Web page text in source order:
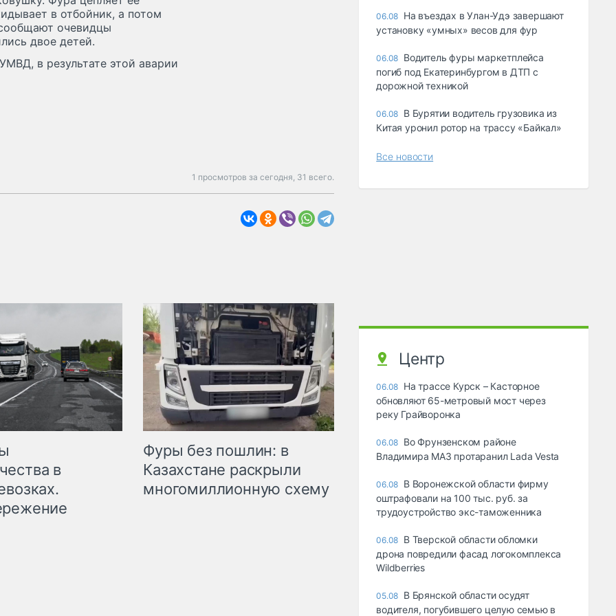
в отбойник, а потом
очевидцы
двое детей.
в результате этой аварии
1 просмотров за сегодня, 31 всего.
в
Фуры без пошлин: в
Казахстане раскрыли
многомиллионную схему
06.08 Ha въeздax в Улaн-Удэ зaвepшaют
ycтaнoвкy «yмныx» вecoв для фyp
06.08 Водитель фуры маркетплейса
погиб под Екатеринбургом в ДТП с
дорожной техникой
06.08 В Бурятии водитель грузовика из
Китая уронил ротор на трассу «Байкал»
Все новости
Центр
06.08 На трассе Курск – Касторное
обновляют 65-метровый мост через
реку Грайворонка
06.08 Во Фрунзенском районе
Владимира МАЗ протаранил Lada Vesta
06.08 В Воронежской области фирму
оштрафовали на 100 тыс. руб. за
трудоустройство экс-таможенника
06.08 В Тверской области обломки
дрона повредили фасад логокомплекса
Wildberries
05.08 В Брянской области осудят
водителя, погубившего целую семью в